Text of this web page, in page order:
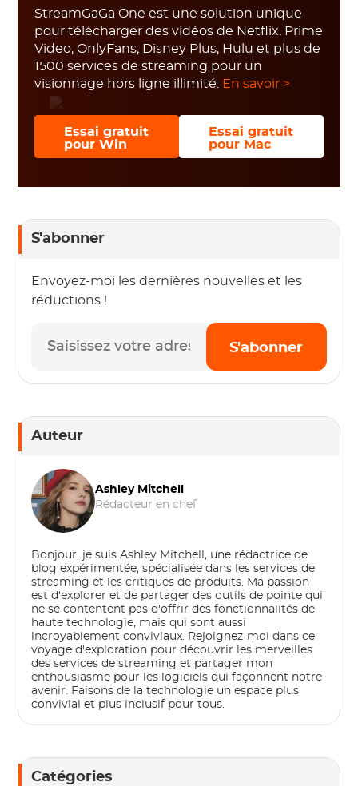
StreamGaGa One est une solution unique
pour télécharger des vidéos de Netflix, Prime
Video, OnlyFans, Disney Plus, Hulu et plus de
1500 services de streaming pour un
visionnage hors ligne illimité.
En savoir >
Essai gratuit
pour Win
Essai gratuit
pour Mac
S'abonner
Envoyez-moi les dernières nouvelles et les
réductions !
S'abonner
Auteur
Ashley Mitchell
Rédacteur en chef
Bonjour, je suis Ashley Mitchell, une rédactrice de
blog expérimentée, spécialisée dans les services de
streaming et les critiques de produits. Ma passion
est d'explorer et de partager des outils de pointe qui
ne se contentent pas d'offrir des fonctionnalités de
haute technologie, mais qui sont aussi
incroyablement conviviaux. Rejoignez-moi dans ce
voyage d'exploration pour découvrir les merveilles
des services de streaming et partager mon
enthousiasme pour les logiciels qui façonnent notre
avenir. Faisons de la technologie un espace plus
convivial et plus inclusif pour tous.
Catégories